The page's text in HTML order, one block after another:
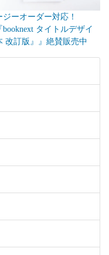
ジーオーダー対応！
booknext タイトルデザイ
改訂版』』絶賛販売中